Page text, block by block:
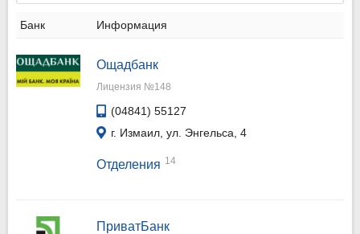
Банк Информация
Ощадбанк
Лицензия №148
(04841) 55127
г. Измаил, ул. Энгельса, 4
Отделения 14
ПриватБанк